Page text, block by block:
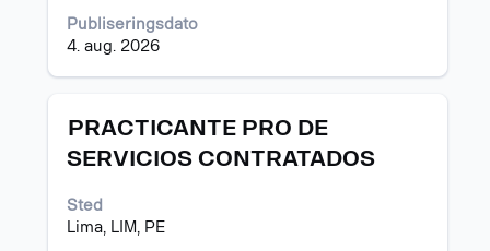
Publiseringsdato
4. aug. 2026
Tittel
PRACTICANTE PRO DE
SERVICIOS CONTRATADOS
Sted
Lima, LIM, PE
Velg
mellomromstasten
å
vise